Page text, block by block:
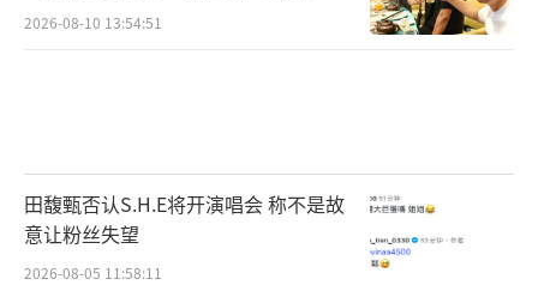
2026-08-10 13:54:51
田馥甄否认S.H.E将开演唱会 称不是故
意让粉丝失望
2026-08-05 11:58:11